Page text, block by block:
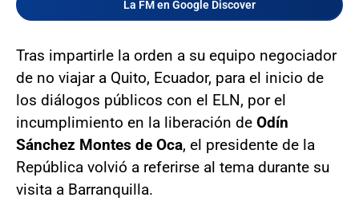
La FM en Google Discover
Tras impartirle la orden a su equipo negociador
de no viajar a Quito, Ecuador, para el inicio de
los diálogos públicos con el ELN, por el
incumplimiento en la liberación de Odín
Sánchez Montes de Oca, el presidente de la
República volvió a referirse al tema durante su
visita a Barranquilla.